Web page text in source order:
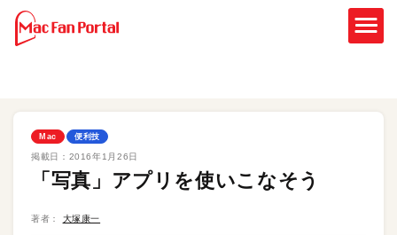
Mac 便利技
掲載日： 2016年1月26日
「写真」アプリを使いこなそう
著者： 大塚康一